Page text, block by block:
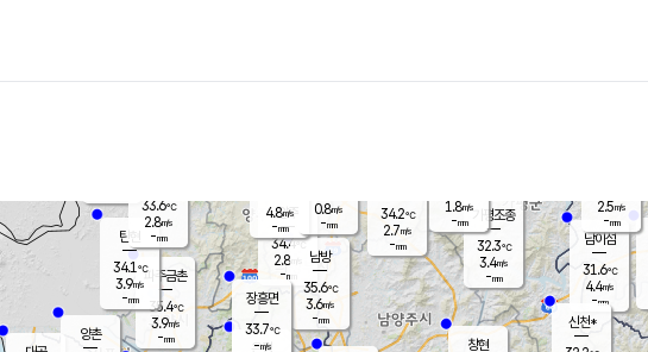
남이섬
31.6℃
4.4m/s
-mm
양주
34.4℃
2.8
-mm
2.5m/s
-mm
파주금촌
35.4℃
3.9m/s
-mm
가평조종
32.3℃
3.4m/s
-mm
34.2℃
2.7m/s
-mm
신천*
창현
탄현
34.1℃
3.9m/s
-mm
1.8m/s
-mm
양촌
은평
남방
35.6℃
3.6m/s
-mm
장흥면
33.7℃
-m/s
4.8m/s
-mm
33.6℃
2.8m/s
-mm
0.8m/s
-mm